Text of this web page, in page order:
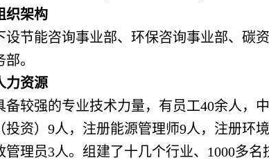
织架构
设节能咨询事业部、环保咨询事业部、碳
。
力资源
备较强的专业技术力量，有员工40余人，
投资）9人，注册能源管理师9人，注册环
管理员3人。组建了十几个行业、1000多